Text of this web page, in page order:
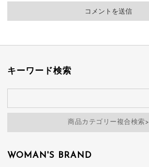
キーワード検索
商品カテゴリー複合検索>
WOMAN'S BRAND